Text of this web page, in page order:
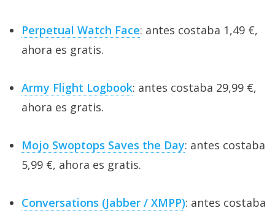
Perpetual Watch Face: antes costaba 1,49 €,
ahora es gratis.
Army Flight Logbook: antes costaba 29,99 €,
ahora es gratis.
Mojo Swoptops Saves the Day: antes costaba
5,99 €, ahora es gratis.
Conversations (Jabber / XMPP): antes costaba